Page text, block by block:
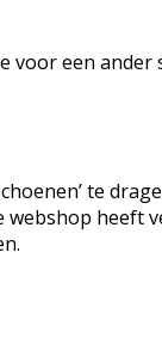
voor een
te
webshop heeft